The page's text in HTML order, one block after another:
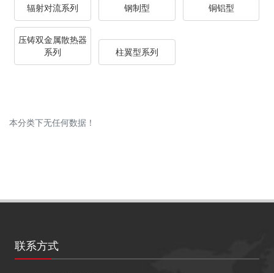
辐射对流系列 钢制型 铜铝型
压铸双金属散热器
系列
柱翼型系列
本分类下无任何数据！
联系方式